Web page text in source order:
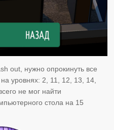
out, нужно опрокинуть все
уровнях: 2, 11, 12, 13, 14,
не мог найти
стола на 15